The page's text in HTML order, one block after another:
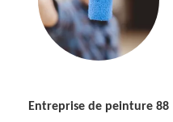
Entreprise de peinture 88